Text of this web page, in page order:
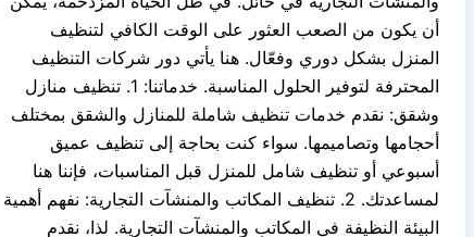
أن يكون من الصعب العثور على الوقت الكافي لتنظيف
المنزل بشكل دوري وفعّال. هنا يأتي دور شركات التنظيف
المحترفة لتوفير الحلول المناسبة. خدماتنا: 1. تنظيف منازل
وشقق: نقدم خدمات تنظيف شاملة للمنازل والشقق بمختلف
أحجامها وتصاميمها. سواء كنت بحاجة إلى تنظيف عميق
أسبوعي أو تنظيف شامل للمنزل قبل المناسبات، فإننا هنا
لمساعدتك. 2. تنظيف المكاتب والمنشآت التجارية: نفهم أهمية
البيئة النظيفة في المكاتب والمنشآت التجارية. لذا، نقدم